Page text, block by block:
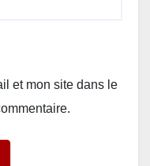
et mon site dans le